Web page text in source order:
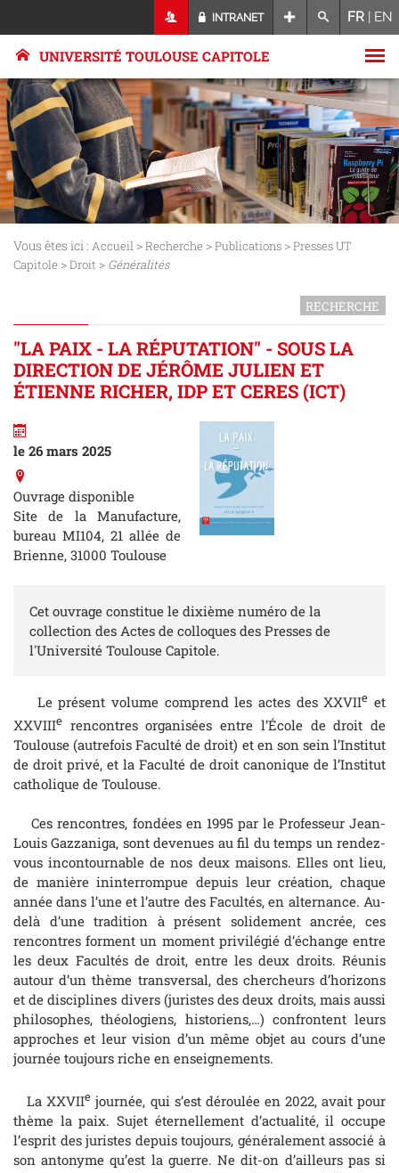
INTRANET FR | EN
UNIVERSITÉ TOULOUSE CAPITOLE
Vous êtes ici : Accueil >Recherche >Publications >Presses UT
Capitole >Droit > Généralités
RECHERCHE
"LA PAIX - LA RÉPUTATION" - SOUS LA
DIRECTION DE JÉRÔME JULIEN ET
ÉTIENNE RICHER, IDP ET CERES (ICT)
le 26 mars 2025
Ouvrage disponible
Site de la Manufacture,
bureau MI104, 21 allée de
Brienne, 31000 Toulouse
Cet ouvrage constitue le dixième numéro de la
collection des Actes de colloques des Presses de
l'Université Toulouse Capitole.
Le présent volume comprend les actes des XXVIIe et
XXVIIIe rencontres organisées entre l’École de droit de
Toulouse (autrefois Faculté de droit) et en son sein l’Institut
de droit privé, et la Faculté de droit canonique de l’Institut
catholique de Toulouse.
Ces rencontres, fondées en 1995 par le Professeur Jean-
Louis Gazzaniga, sont devenues au fil du temps un rendez-
vous incontournable de nos deux maisons. Elles ont lieu,
de manière ininterrompue depuis leur création, chaque
année dans l’une et l’autre des Facultés, en alternance. Au-
delà d’une tradition à présent solidement ancrée, ces
rencontres forment un moment privilégié d’échange entre
les deux Facultés de droit, entre les deux droits. Réunis
autour d’un thème transversal, des chercheurs d’horizons
et de disciplines divers (juristes des deux droits, mais aussi
philosophes, théologiens, historiens,…) confrontent leurs
approches et leur vision d’un même objet au cours d’une
journée toujours riche en enseignements.
La XXVIIe journée, qui s’est déroulée en 2022, avait pour
thème la paix. Sujet éternellement d’actualité, il occupe
l’esprit des juristes depuis toujours, généralement associé à
son antonyme qu’est la guerre. Ne dit-on d’ailleurs pas si